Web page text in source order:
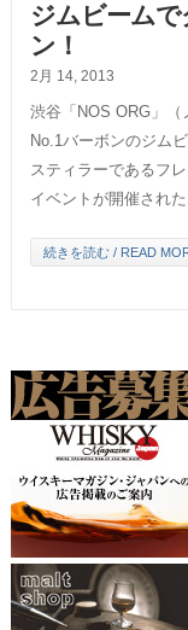
ジムビーム
ン！
2月 14, 2013
渋谷「NOS ORG」（
No.1バーボンのジム
スティラーであるフ
イベントが開催された
続きを読む / READ